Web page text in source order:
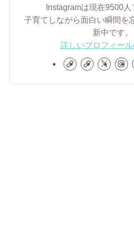
Instagramは現在9500人
子育てしながら面白い瞬間を
新中です。
詳しいプロフィー